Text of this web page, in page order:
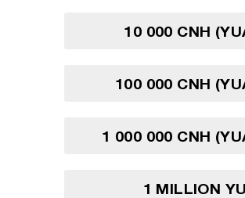
10 000 CNH
100 000 CNH
1 000 000 CNH
1 MILLION